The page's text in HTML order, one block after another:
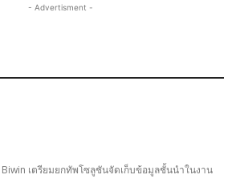
- Advertisment -